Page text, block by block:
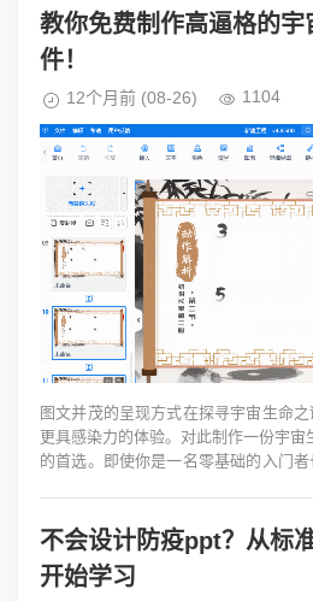
教你免费制作高逼格的
件！
12个月前 (08-26) 1104
图文并茂的呈现方式在探寻宇宙生命
更具感染力的体验。对此制作一份宇宙
的首选。即使你是一名零基础的入门者
不会设计防疫ppt？从标
开始学习